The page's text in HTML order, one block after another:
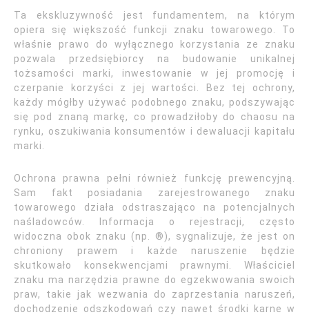
Ta ekskluzywność jest fundamentem, na którym
opiera się większość funkcji znaku towarowego. To
właśnie prawo do wyłącznego korzystania ze znaku
pozwala przedsiębiorcy na budowanie unikalnej
tożsamości marki, inwestowanie w jej promocję i
czerpanie korzyści z jej wartości. Bez tej ochrony,
każdy mógłby używać podobnego znaku, podszywając
się pod znaną markę, co prowadziłoby do chaosu na
rynku, oszukiwania konsumentów i dewaluacji kapitału
marki.
Ochrona prawna pełni również funkcję prewencyjną.
Sam fakt posiadania zarejestrowanego znaku
towarowego działa odstraszająco na potencjalnych
naśladowców. Informacja o rejestracji, często
widoczna obok znaku (np. ®), sygnalizuje, że jest on
chroniony prawem i każde naruszenie będzie
skutkowało konsekwencjami prawnymi. Właściciel
znaku ma narzędzia prawne do egzekwowania swoich
praw, takie jak wezwania do zaprzestania naruszeń,
dochodzenie odszkodowań czy nawet środki karne w